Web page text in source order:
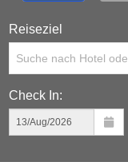
Reiseziel
Suche nach Hotel
Check In: